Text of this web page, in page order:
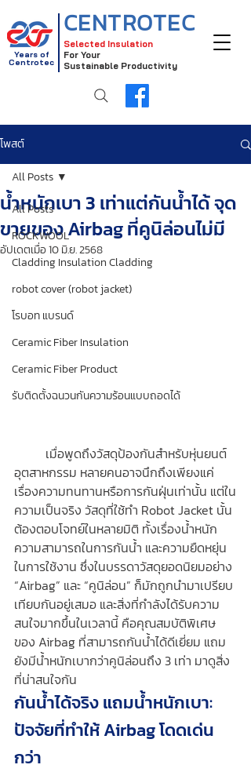
Selected Insulation
For Your
Sustainable Productivity
CENTROTEC
Years of
Centrotec
โพสต์
All Posts
ROCKWOOL
Cladding Insulation Cladding
robot cover (robot jacket)
โรบอท แบรนด์
Ceramic Fiber Insulation
Ceramic Fiber Product
รับติดตั้งฉนวนกันความร้อนแบบถอดได้
All Posts
น้ำหนักเบา 3 เท่าแต่กันน้ำได้ จุด
ขายของ Airbag ที่คูนิล่อนไม่มี
อัปเดตเมื่อ10 มิ.ย. 2568
อุตสาหกรรม หลายคนอาจนึกถึงเพียงแค่
เรื่องความทนทานหรือการกันฝุ่นเท่านั้น แต่ใน
ความเป็นจริง วัสดุที่ใช้ทำ Robot Jacket นั้น
ต้องตอบโจทย์ในหลายมิติ ทั้งเรื่องน้ำหนัก
ความสามารถในการกันน้ำ และความยืดหยุ่น
ในการใช้งาน ซึ่งในบรรดาวัสดุยอดนิยมอย่าง
“Airbag” และ “คูนิล่อน” ก็มักถูกนำมาเปรียบ
เทียบกันอยู่เสมอ และสิ่งที่กำลังได้รับความ
สนใจมากขึ้นในเวลานี้ คือคุณสมบัติพิเศษ
ของ Airbag ที่สามารถกันน้ำได้ดีเยี่ยม แถม
ยังมีน้ำหนักเบากว่าคูนิล่อนถึง 3 เท่า มาดูสิ่ง
ที่น่าสนใจกัน
กันน้ำได้จริง แถมน้ำหนักเบา:
ปัจจัยที่ทำให้ Airbag โดดเด่น
กว่า